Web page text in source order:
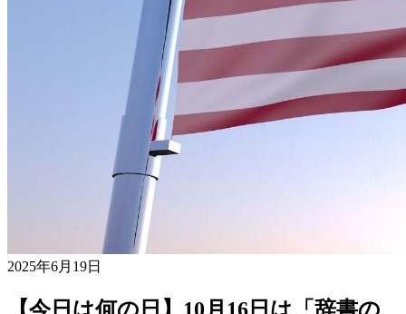
2025年6月19日
【今日は何の日】10月16日は「辞書の